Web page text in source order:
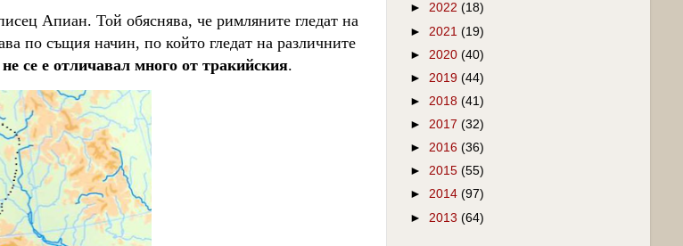
Апиан. Той обяснява, че римляните гледат на
по същия начин, по който гледат на различните
се е отличавал много от тракийския.
► 2022 (18)
► 2021 (19)
► 2020 (40)
► 2019 (44)
► 2018 (41)
► 2017 (32)
► 2016 (36)
► 2015 (55)
► 2014 (97)
► 2013 (64)